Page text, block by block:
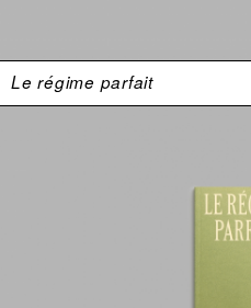
Le régime parfait